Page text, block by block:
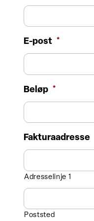
E-post *
Beløp *
Fakturaadresse
Adresselinje 1
Poststed